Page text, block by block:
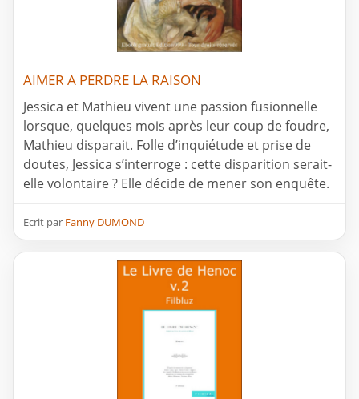
AIMER A PERDRE LA RAISON
Jessica et Mathieu vivent une passion fusionnelle
lorsque, quelques mois après leur coup de foudre,
Mathieu disparait. Folle d’inquiétude et prise de
doutes, Jessica s’interroge : cette disparition serait-
elle volontaire ? Elle décide de mener son enquête.
Ecrit par Fanny DUMOND